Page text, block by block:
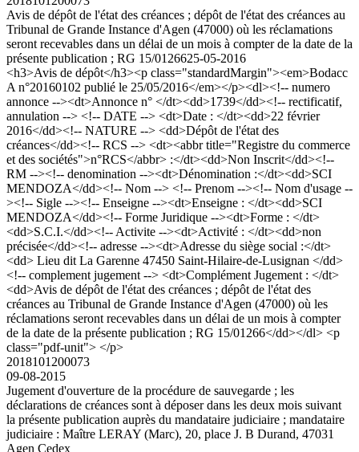
Avis de dépôt de l'état des créances ; dépôt de l'état des créances au
Tribunal de Grande Instance d'Agen (47000) où les réclamations
seront recevables dans un délai de un mois à compter de la date de la
présente publication ; RG 15/0126625-05-2016
<h3>Avis de dépôt</h3><p class="standardMargin"><em>Bodacc
A n°20160102 publié le 25/05/2016</em></p><dl><!-- numero
annonce --><dt>Annonce n° </dt><dd>1739</dd><!-- rectificatif,
annulation --> <!-- DATE --> <dt>Date : </dt><dd>22 février
2016</dd><!-- NATURE --> <dd>Dépôt de l'état des
créances</dd><!-- RCS --> <dt><abbr title="Registre du commerce
et des sociétés">n°RCS</abbr> :</dt><dd>Non Inscrit</dd><!--
RM --><!-- denomination --><dt>Dénomination :</dt><dd>SCI
MENDOZA</dd><!-- Nom --> <!-- Prenom --><!-- Nom d'usage --
><!-- Sigle --><!-- Enseigne --><dt>Enseigne : </dt><dd>SCI
MENDOZA</dd><!-- Forme Juridique --><dt>Forme : </dt>
<dd>S.C.I.</dd><!-- Activite --><dt>Activité : </dt><dd>non
précisée</dd><!-- adresse --><dt>Adresse du siège social :</dt>
<dd> Lieu dit La Garenne 47450 Saint-Hilaire-de-Lusignan </dd>
<!-- complement jugement --> <dt>Complément Jugement : </dt>
<dd>Avis de dépôt de l'état des créances ; dépôt de l'état des
créances au Tribunal de Grande Instance d'Agen (47000) où les
réclamations seront recevables dans un délai de un mois à compter
de la date de la présente publication ; RG 15/01266</dd></dl> <p
class="pdf-unit"> </p>
2018101200073
09-08-2015
Jugement d'ouverture de la procédure de sauvegarde ; les
déclarations de créances sont à déposer dans les deux mois suivant
la présente publication auprès du mandataire judiciaire ; mandataire
judiciaire : Maître LERAY (Marc), 20, place J. B Durand, 47031
Agen Cedex